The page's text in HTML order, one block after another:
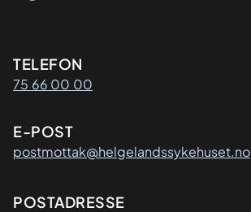
Kontaktinformasjon
TELEFON
75 66 00 00
E-POST
postmottak@helgelandssykehuset.no
Adresse
POSTADRESSE